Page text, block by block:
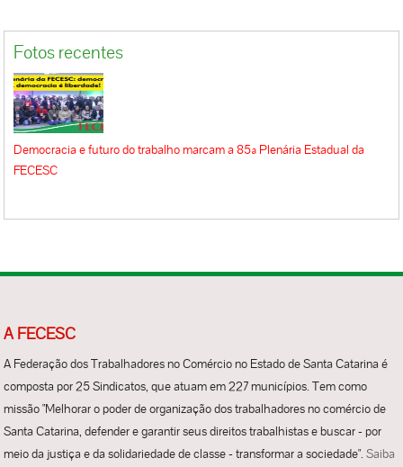
Fotos recentes
Democracia e futuro do trabalho marcam a 85ª Plenária Estadual da
FECESC
A FECESC
A Federação dos Trabalhadores no Comércio no Estado de Santa Catarina é
composta por 25 Sindicatos, que atuam em 227 municípios. Tem como
missão "Melhorar o poder de organização dos trabalhadores no comércio de
Santa Catarina, defender e garantir seus direitos trabalhistas e buscar - por
meio da justiça e da solidariedade de classe - transformar a sociedade".Saiba